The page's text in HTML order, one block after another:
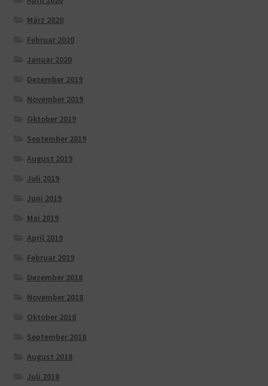
März 2020
Februar 2020
Januar 2020
Dezember 2019
November 2019
Oktober 2019
September 2019
August 2019
Juli 2019
Juni 2019
Mai 2019
April 2019
Februar 2019
Dezember 2018
November 2018
Oktober 2018
September 2018
August 2018
Juli 2018